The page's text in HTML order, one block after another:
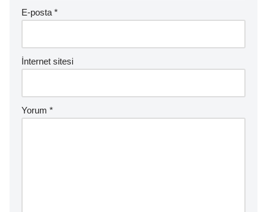
E-posta *
İnternet sitesi
Yorum *